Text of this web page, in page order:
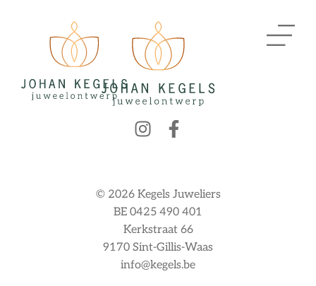
© 2026 Kegels Juweliers
BE 0425 490 401
Kerkstraat 66
9170 Sint-Gillis-Waas
info@kegels.be